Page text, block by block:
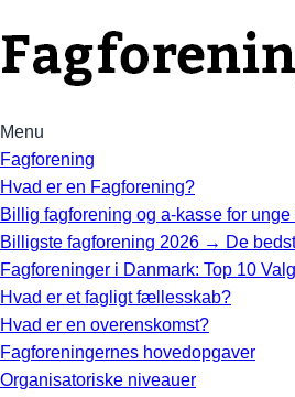
Menu
Fagforening
Hvad er en Fagforening?
Billig fagforening og a-kasse for
Billigste fagforening 2026 → De
Fagforeninger i Danmark: Top 10
Hvad er et fagligt fællesskab?
Hvad er en overenskomst?
Fagforeningernes hovedopgaver
Organisatoriske niveauer